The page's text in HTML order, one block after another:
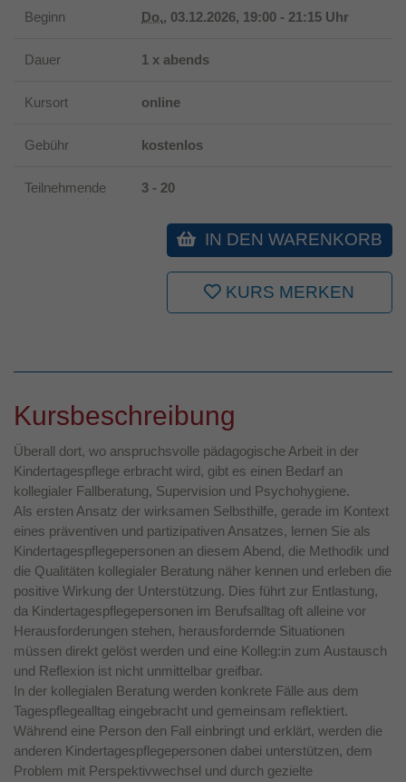
Beginn Do., 03.12.2026, 19:00 - 21:15 Uhr
Dauer 1 x abends
Kursort online
Gebühr kostenlos
Teilnehmende 3 - 20
IN DEN WARENKORB
KURS MERKEN
Kursbeschreibung
Überall dort, wo anspruchsvolle pädagogische Arbeit in der
Kindertagespflege erbracht wird, gibt es einen Bedarf an
kollegialer Fallberatung, Supervision und Psychohygiene.
Als ersten Ansatz der wirksamen Selbsthilfe, gerade im Kontext
eines präventiven und partizipativen Ansatzes, lernen Sie als
Kindertagespflegepersonen an diesem Abend, die Methodik und
die Qualitäten kollegialer Beratung näher kennen und erleben die
positive Wirkung der Unterstützung. Dies führt zur Entlastung,
da Kindertagespflegepersonen im Berufsalltag oft alleine vor
Herausforderungen stehen, herausfordernde Situationen
müssen direkt gelöst werden und eine Kolleg:in zum Austausch
und Reflexion ist nicht unmittelbar greifbar.
In der kollegialen Beratung werden konkrete Fälle aus dem
Tagespflegealltag eingebracht und gemeinsam reflektiert.
Während eine Person den Fall einbringt und erklärt, werden die
anderen Kindertagespflegepersonen dabei unterstützen, dem
Problem mit Perspektivwechsel und durch gezielte
Laufzeit 1 Jahr
Dieses Cookie wird verwendet, um Ihre
speichern.